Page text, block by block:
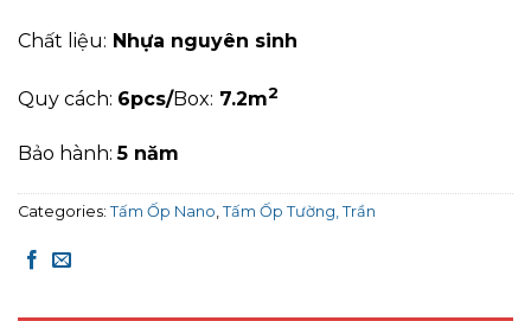
Chất liệu: Nhựa nguyên sinh
Quy cách: 6pcs/Box: 7.2m2
Bảo hành:5 năm
Categories: Tấm Ốp Nano Tấm Ốp Tường, Trần